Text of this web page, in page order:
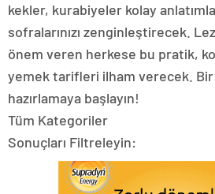
kekler, kurabiyeler kolay
sofralarınızı zenginleştirecek.
önem veren herkese bu pratik,
yemek tarifleri ilham verecek.
hazırlamaya başlayın!
Tüm Kategoriler
Sonuçları Filtreleyin: